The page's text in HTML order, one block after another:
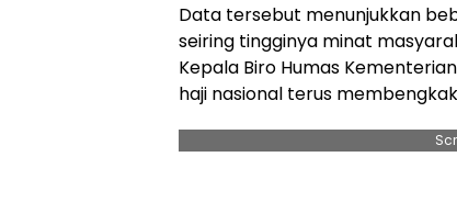
Data tersebut menunjukkan
seiring tingginya minat
Kepala Biro Humas
haji nasional terus